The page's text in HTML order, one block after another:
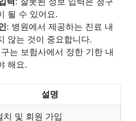
될 수 있어요.
: 병원에서 제공하는 진료 내
않는 것이 중요합니다.
는 보험사에서 정한 기한 내
해요.
설명
치 및 회원 가입